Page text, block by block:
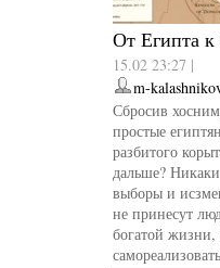
От Египта
15.02 23:27 |
m-
Сбросив
простые
разбитого
дальше?
выборы и
не принесут
богатой